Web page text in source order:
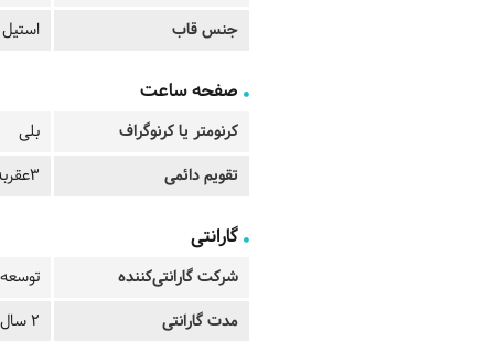
جنس قاب
استیل
صفحه ساعت
کرنومتر یا کرنوگراف
بلی
تقویم دائمی
3عقربه - تقویم
گارانتی
شرکت گارانتی‌کننده
مدت گارانتی
2 سال